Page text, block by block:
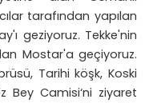
tarafından yapılan
geziyoruz. Tekke'nin
Mostar'a geçiyoruz.
Tarihi köşk, Koski
Bey Camisi‘ni ziyaret